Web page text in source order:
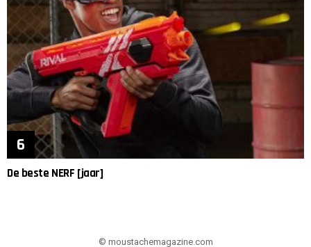
De beste NERF [jaar]
© moustachemagazine.com